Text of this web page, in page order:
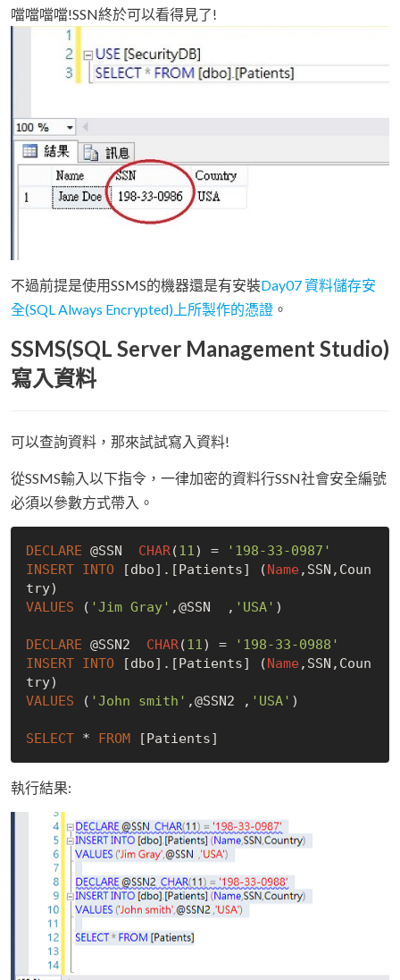
噹噹噹噹!SSN終於可以看得見了!
不過前提是使用SSMS的機器還是有安裝Day07 資料儲存安
全(SQL Always Encrypted)上所製作的憑證 。
SSMS(SQL Server Management Studio)
寫入資料
可以查詢資料，那來試試寫入資料!
從SSMS輸入以下指令，一律加密的資料行SSN社會安全編號
必須以參數方式帶入。
DECLARE @SSN CHAR(11) =
'198-33-0987'
INSERT INTO [dbo].[Patients] (Name ,SSN,Coun
VALUES ( 'Jim Gray' ,@SSN  , 'USA' )
DECLARE @SSN2 CHAR(11) =
'198-33-0988'
INSERT INTO [dbo].[Patients] (Name ,SSN,Coun
VALUES ( 'John smith' ,@SSN2 , 'USA' )
SELECT * FROM
執行結果: